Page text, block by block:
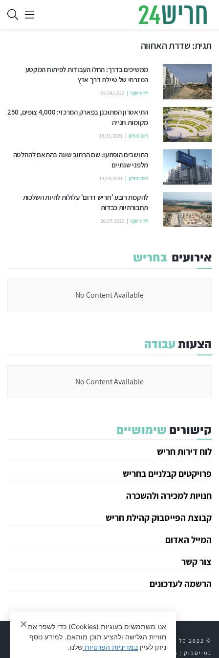
תגית:שדרת האחווה
ממשיכים בדרך: החלו העבודות לפיתוח המקטע
המזרחי של טיילת דרך ארץ
לידור שקד 05/04/2022
התיאטרון המתוכנן בפארק המרכזי: 4,000 צופים, 250
מקומות חנייה
רינה פטילון 18/11/2021
התושבים הופתעו: שם הרחוב שונה בהתאם להחלטה
מלפני שנתיים
רינה פטילון 19/04/2021
להקמת רובע 'חריש דרום' עלולות להיות השלכות
תחבורתיות כבדות
לידור שקד 26/07/2020
אירועים בחריש
No Content Available
הצעותעבודה
No Content Available
קישורים שימושיים
לוח דירות חריש
פרויקטים קבלניים בחריש
חנויות למכירה ולהשכרה
קבוצת הפייסבוק קהילת חריש
המייל האדום
צור קשר
הרשמה לעדכונים
© 2022 כל הזכויות שמורות לחריש 24 | יצירת קשר|
חריש 24
בפייסבוק | נדל״ן לוח דירות|פרויקטים קבלניים
אנו משתמשים בעוגיות (Cookies) כדי לשפר את
חוויית הגלישה ולהציע תוכן מותאם. למידע נוסף
ניתן לעיין במדיניות הפרטיות שלנו.
✕